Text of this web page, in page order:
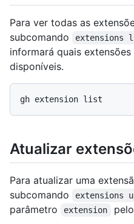
Para ver todas as
subcomando
extensions
informará quais
disponíveis.
Atualizar
Para atualizar uma
subcomando
extensions
parâmetro
extension